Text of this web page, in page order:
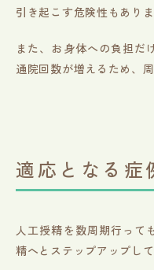
引き起こす危険性もありま
また、お身体への負担だ
通院回数が増えるため、
適応となる症
人工授精を数周期行って
精へとステップアップして